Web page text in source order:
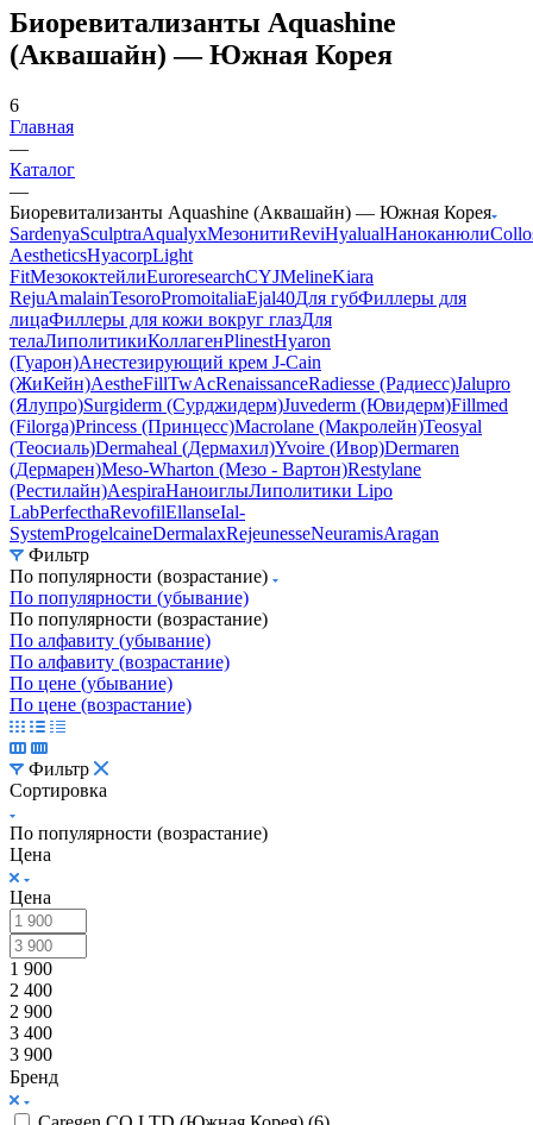
Биоревитализанты Aquashine
(Аквашайн) — Южная Корея
6
Главная
—
Каталог
—
Биоревитализанты Aquashine (Аквашайн) — Южная Корея
SardenyaSculptraAqualyx
AestheticsHyacorpLight
FitМезококтейлиEuroresearchCYJMelineKiara
RejuAmalainTesoro PromoitaliaEjal40Для губ
лицаФиллеры для кожи вокруг глазДля
телаЛиполитикиКоллаген PlinestHyaron
(Гуарон)Анестезирующий крем J-Cain
(ЖиКейн)AestheFillTwAcRenaissanceRadiesse (Радиесс)Jalupro
(Ялупро)Surgiderm (Сурджидерм)Juvederm (Ювидерм)Fillmed
(Filorga)Princess (Принцесс)Macrolane (Макролейн)Teosyal
(Теосиаль)Dermaheal (Дермахил)Yvoire (Ивор)Dermaren
(Дермарен)Meso-Wharton (Мезо - Вартон)Restylane
(Рестилайн)AespiraНаноиглы
LabPerfecthaRevofilEllanseIal-
SystemProgelcaine
Фильтр
По популярности (возрастание)
По популярности (убывание)
По популярности (возрастание)
По алфавиту (убывание)
По алфавиту (возрастание)
По цене (убывание)
По цене (возрастание)
Фильтр
Сортировка
По популярности (возрастание)
Цена
Цена
1 900
2 400
2 900
3 400
3 900
Бренд